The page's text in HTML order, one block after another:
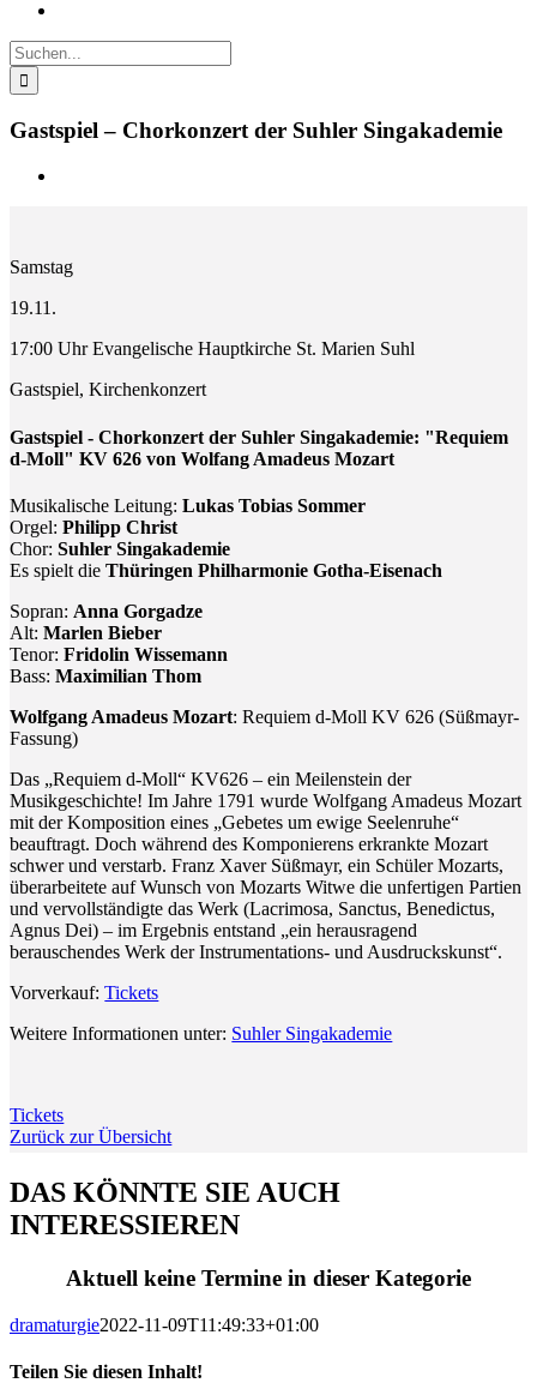
Suche
nach:
Gastspiel – Chorkonzert der Suhler Singakademie
Samstag
19.11.
17:00 Uhr Evangelische Hauptkirche St. Marien Suhl
Gastspiel, Kirchenkonzert
Gastspiel - Chorkonzert der Suhler Singakademie: "Requiem
d-Moll" KV 626 von Wolfang Amadeus Mozart
Musikalische Leitung: Lukas Tobias Sommer
Orgel:Philipp Christ
Chor:Suhler Singakademie
Es spielt dieThüringen Philharmonie Gotha-Eisenach
Sopran: Anna Gorgadze
Alt:Marlen Bieber
Tenor:Fridolin Wissemann
Bass:Maximilian Thom
Wolfgang Amadeus Mozart: Requiem d-Moll KV 626 (Süßmayr-
Fassung)
Das „Requiem d-Moll“ KV626 – ein Meilenstein der
Musikgeschichte! Im Jahre 1791 wurde Wolfgang Amadeus Mozart
mit der Komposition eines „Gebetes um ewige Seelenruhe“
beauftragt. Doch während des Komponierens erkrankte Mozart
schwer und verstarb. Franz Xaver Süßmayr, ein Schüler Mozarts,
überarbeitete auf Wunsch von Mozarts Witwe die unfertigen Partien
und vervollständigte das Werk (Lacrimosa, Sanctus, Benedictus,
Agnus Dei) – im Ergebnis entstand „ein herausragend
berauschendes Werk der Instrumentations- und Ausdruckskunst“.
Vorverkauf:Tickets
Weitere Informationen unter: Suhler Singakademie
Tickets
Zurück zur Übersicht
DAS KÖNNTE SIE AUCH
INTERESSIEREN
Aktuell keine Termine in dieser Kategorie
dramaturgie2022-11-09T11:49:33+01:00
Teilen Sie diesen Inhalt!